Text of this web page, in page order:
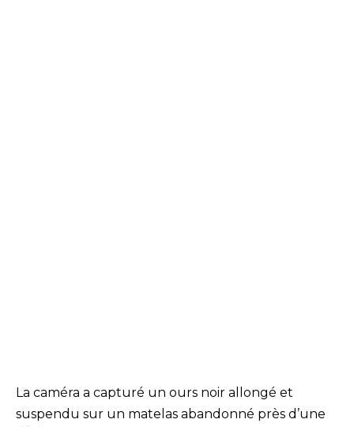
La caméra a capturé un ours noir allongé et
suspendu sur un matelas abandonné près d’une